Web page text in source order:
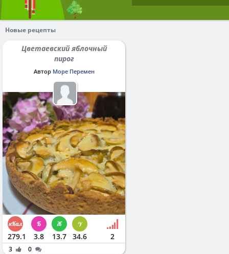
Новые рецепты
Цветаевский яблочный
пирог
Автор Море Перемен
279.1 3.8 13.7 34.6 2
3 0